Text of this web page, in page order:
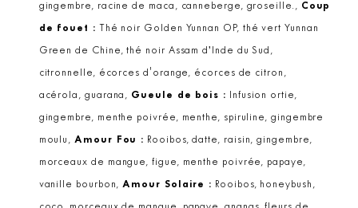
gingembre, racine de maca, canneberge, groseille., Coup
de fouet : Thé noir Golden Yunnan OP, thé vert Yunnan
Green de Chine, thé noir Assam d’Inde du Sud,
citronnelle, écorces d'orange, écorces de citron,
acérola, guarana, Gueule de bois : Infusion ortie,
gingembre, menthe poivrée, menthe, spiruline, gingembre
moulu,Amour Fou : Rooibos, datte, raisin, gingembre,
morceaux de mangue, figue, menthe poivrée, papaye,
vanille bourbon,Amour Solaire : Rooibos, honeybush,